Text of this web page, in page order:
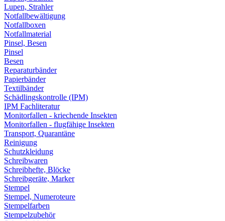
Lupen, Strahler
Notfallbewältigung
Notfallboxen
Notfallmaterial
Pinsel, Besen
Pinsel
Besen
Reparaturbänder
Papierbänder
Textilbänder
Schädlingskontrolle (IPM)
IPM Fachliteratur
Monitorfallen - kriechende Insekten
Monitorfallen - flugfähige Insekten
Transport, Quarantäne
Reinigung
Schutzkleidung
Schreibwaren
Schreibhefte, Blöcke
Schreibgeräte, Marker
Stempel
Stempel, Numeroteure
Stempelfarben
Stempelzubehör